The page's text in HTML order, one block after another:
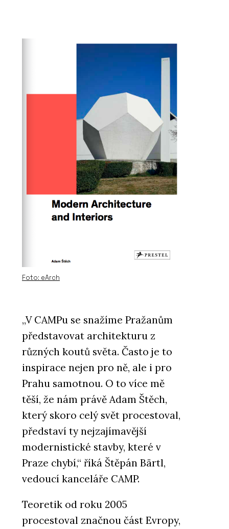
Foto: eArch
„V CAMPu se snažíme Pražanům
představovat architekturu z
různých koutů světa. Často je to
inspirace nejen pro ně, ale i pro
Prahu samotnou. O to více mě
těší, že nám právě Adam Štěch,
který skoro celý svět procestoval,
představí ty nejzajímavější
modernistické stavby, které v
Praze chybí,“ říká Štěpán Bärtl,
vedoucí kanceláře CAMP.
Teoretik od roku 2005
procestoval značnou část Evropy,